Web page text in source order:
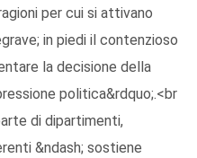
per cui si attivano
in piedi il contenzioso
la decisione della
politica&rdquo;.<br
di dipartimenti,
&ndash; sostiene